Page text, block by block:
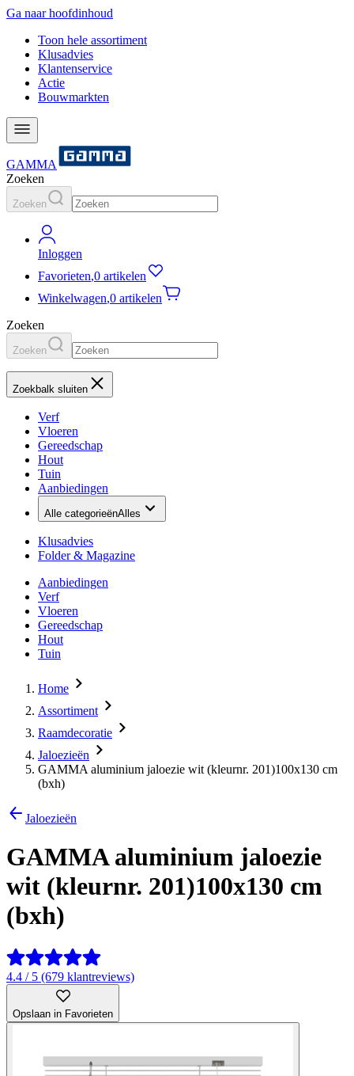
Ga naar hoofdinhoud
Toon hele assortiment
Klusadvies
Klantenservice
Actie
Bouwmarkten
GAMMA
Zoeken
Zoeken
Inloggen
Favorieten,0 artikelen
Winkelwagen,0 artikelen
Zoeken
Zoeken
Zoekbalk sluiten
Verf
Vloeren
Gereedschap
Hout
Tuin
Aanbiedingen
Alle categorieënAlles
Klusadvies
Folder & Magazine
Aanbiedingen
Verf
Vloeren
Gereedschap
Hout
Tuin
Home
Assortiment
Raamdecoratie
Jaloezieën
GAMMA aluminium jaloezie wit (kleurnr. 201)100x130 cm
(bxh)
Jaloezieën
GAMMA aluminium jaloezie
wit (kleurnr. 201)100x130 cm
(bxh)
4.4 / 5 (679 klantreviews)
Opslaan in Favorieten